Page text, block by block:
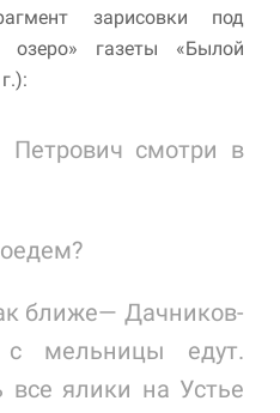
зарисовки под
газеты «Былой
Петрович смотри в
ближе— Дачников-
мельницы едут.
ялики на Устье